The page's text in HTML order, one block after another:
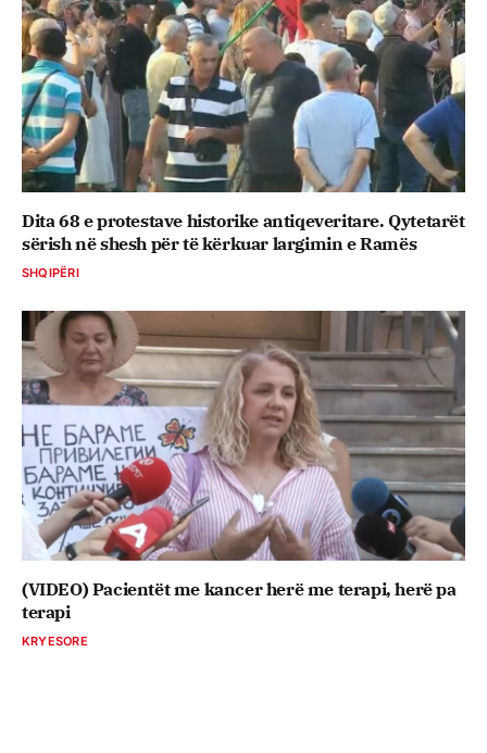
Dita 68 e protestave historike antiqeveritare. Qytetarët
sërish në shesh për të kërkuar largimin e Ramës
SHQIPËRI
(VIDEO) Pacientët me kancer herë me terapi, herë pa
terapi
KRYESORE